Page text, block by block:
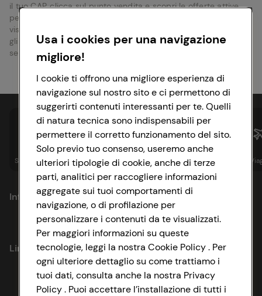
il tuo CAP, clicca sul punto vendita e scopri le offerte attive
per il negozio selezionato. Sulla scheda negozio, potrai
visualizzare i volantini,
gli orari di apertura e chiusura del punto vendita e tutti gli altri
servizi offerti.
Spesa online Assicurazioni Sapori& Istituzionale
Informazioni
Privacy Policy
Cookie Policy
Impostazioni Cookie
Link utili
Lavora con noi
Usa i cookies per una navigazione
migliore!
I cookie ti offrono una migliore esperienza di
navigazione sul nostro sito e ci permettono di
suggerirti contenuti interessanti per te. Quelli
di natura tecnica sono indispensabili per
permettere il corretto funzionamento del sito.
Solo previo tuo consenso, useremo anche
ulteriori tipologie di cookie, anche di terze
parti, analitici per raccogliere informazioni
aggregate sui tuoi comportamenti di
navigazione, o di profilazione per
personalizzare i contenuti da te visualizzati.
Per maggiori informazioni su queste
tecnologie, leggi la nostra Cookie Policy . Per
ogni ulteriore dettaglio su come trattiamo i
tuoi dati, consulta anche la nostra Privacy
Policy . Puoi accettare l’installazione di tutti i